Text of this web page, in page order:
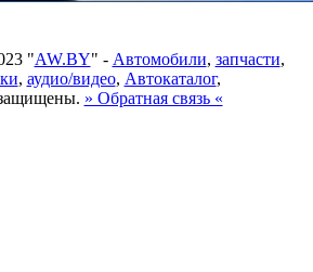
"AW.BY" - Автомобили, запчасти,
, аудио/видео, Автокаталог,
» Обратная связь «